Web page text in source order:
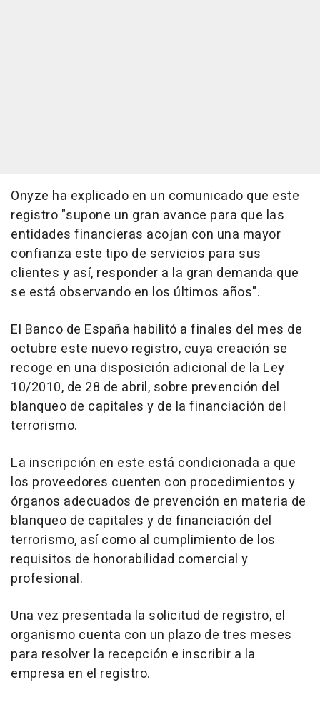
Onyze ha explicado en un comunicado que este
registro "supone un gran avance para que las
entidades financieras acojan con una mayor
confianza este tipo de servicios para sus
clientes y así, responder a la gran demanda que
se está observando en los últimos años".
El Banco de España habilitó a finales del mes de
octubre este nuevo registro, cuya creación se
recoge en una disposición adicional de la Ley
10/2010, de 28 de abril, sobre prevención del
blanqueo de capitales y de la financiación del
terrorismo.
La inscripción en este está condicionada a que
los proveedores cuenten con procedimientos y
órganos adecuados de prevención en materia de
blanqueo de capitales y de financiación del
terrorismo, así como al cumplimiento de los
requisitos de honorabilidad comercial y
profesional.
Una vez presentada la solicitud de registro, el
organismo cuenta con un plazo de tres meses
para resolver la recepción e inscribir a la
empresa en el registro.